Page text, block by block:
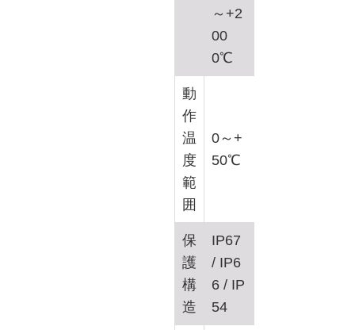
～+2
00
0℃
動
作
温
度
範
囲
0～+
50℃
保
護
構
造
IP67
/ IP6
6 / IP
54